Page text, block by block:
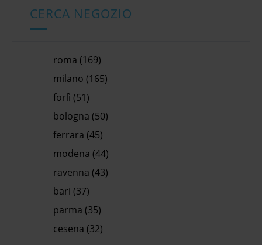
CERCA NEGOZIO
roma (169)
milano (165)
forlì (51)
bologna (50)
ferrara (45)
modena (44)
ravenna (43)
bari (37)
parma (35)
cesena (32)